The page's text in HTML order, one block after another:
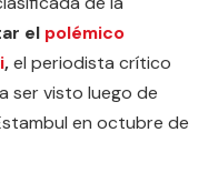
el polémico
,el periodista crítico
ser visto luego de
en octubre de